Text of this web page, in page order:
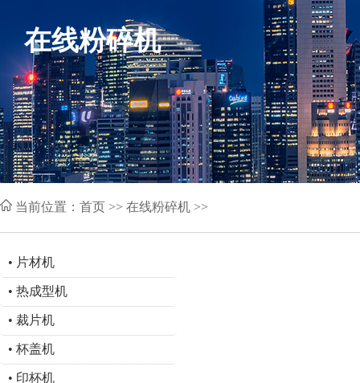
在线粉碎机
当前位置： 首页 >> 在线粉碎机 >>
• 片材机
• 热成型机
• 裁片机
• 杯盖机
• 印杯机